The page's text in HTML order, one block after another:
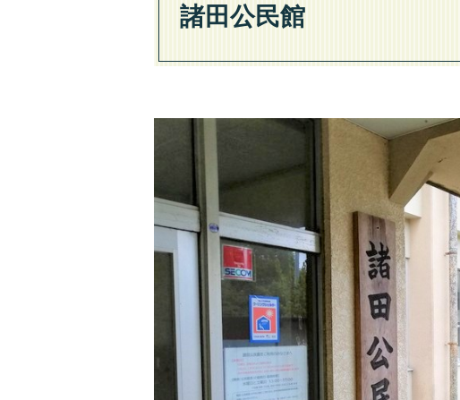
ン
諸田公民館